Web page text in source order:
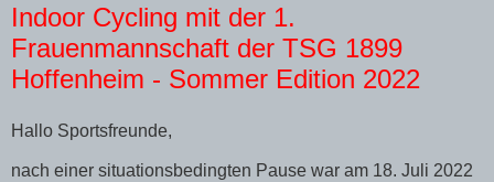
Indoor Cycling mit der 1.
Frauenmannschaft der TSG 1899
Hoffenheim - Sommer Edition 2022
Hallo Sportsfreunde,
nach einer situationsbedingten Pause war am 18. Juli 2022